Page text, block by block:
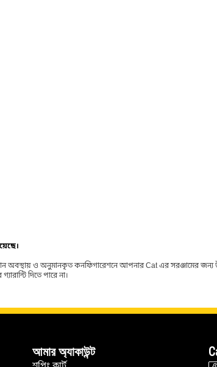
অবস্থায় ও অনুমানকৃত কনফিগারেশনে আপনার Cat এর সরঞ্জামের
দিতে পারে না।
আমার অ্যাকাউন্ট